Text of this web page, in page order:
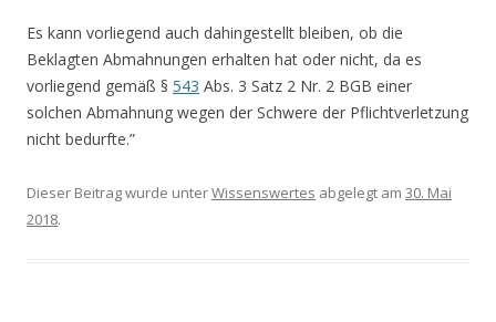
Es kann vorliegend auch dahingestellt bleiben, ob die
Beklagten Abmahnungen erhalten hat oder nicht, da es
vorliegend gemäß § 543 Abs. 3 Satz 2 Nr. 2 BGB einer
solchen Abmahnung wegen der Schwere der Pflichtverletzung
nicht bedurfte.”
Dieser Beitrag wurde unterWissenswertes abgelegt am 30. Mai
2018.